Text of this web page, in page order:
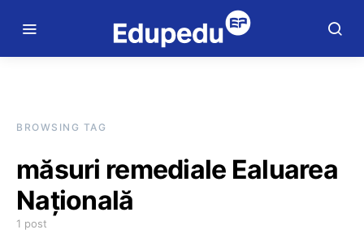
BROWSING TAG
măsuri remediale Ealuarea
Națională
1 post